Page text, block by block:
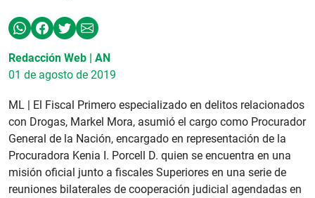
Redacción Web | AN
01 de agosto de 2019
ML | El Fiscal Primero especializado en delitos relacionados
con Drogas, Markel Mora, asumió el cargo como Procurador
General de la Nación, encargado en representación de la
Procuradora Kenia I. Porcell D. quien se encuentra en una
misión oficial junto a fiscales Superiores en una serie de
reuniones bilaterales de cooperación judicial agendadas en